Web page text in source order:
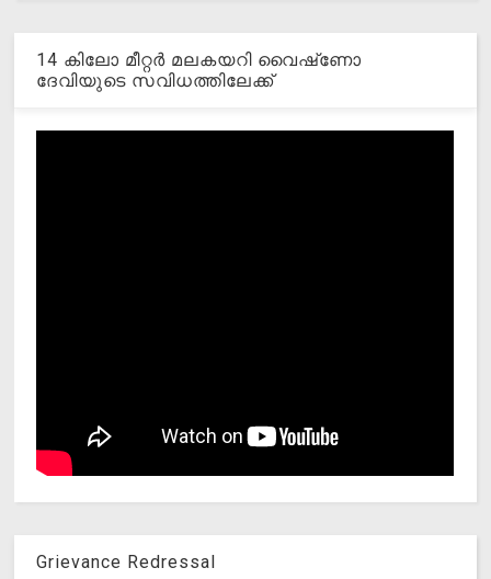
14 കിലോ മീറ്റര്‍ മലകയറി വൈഷ്‌ണോ
ദേവിയുടെ സവിധത്തിലേക്ക്
Grievance Redressal